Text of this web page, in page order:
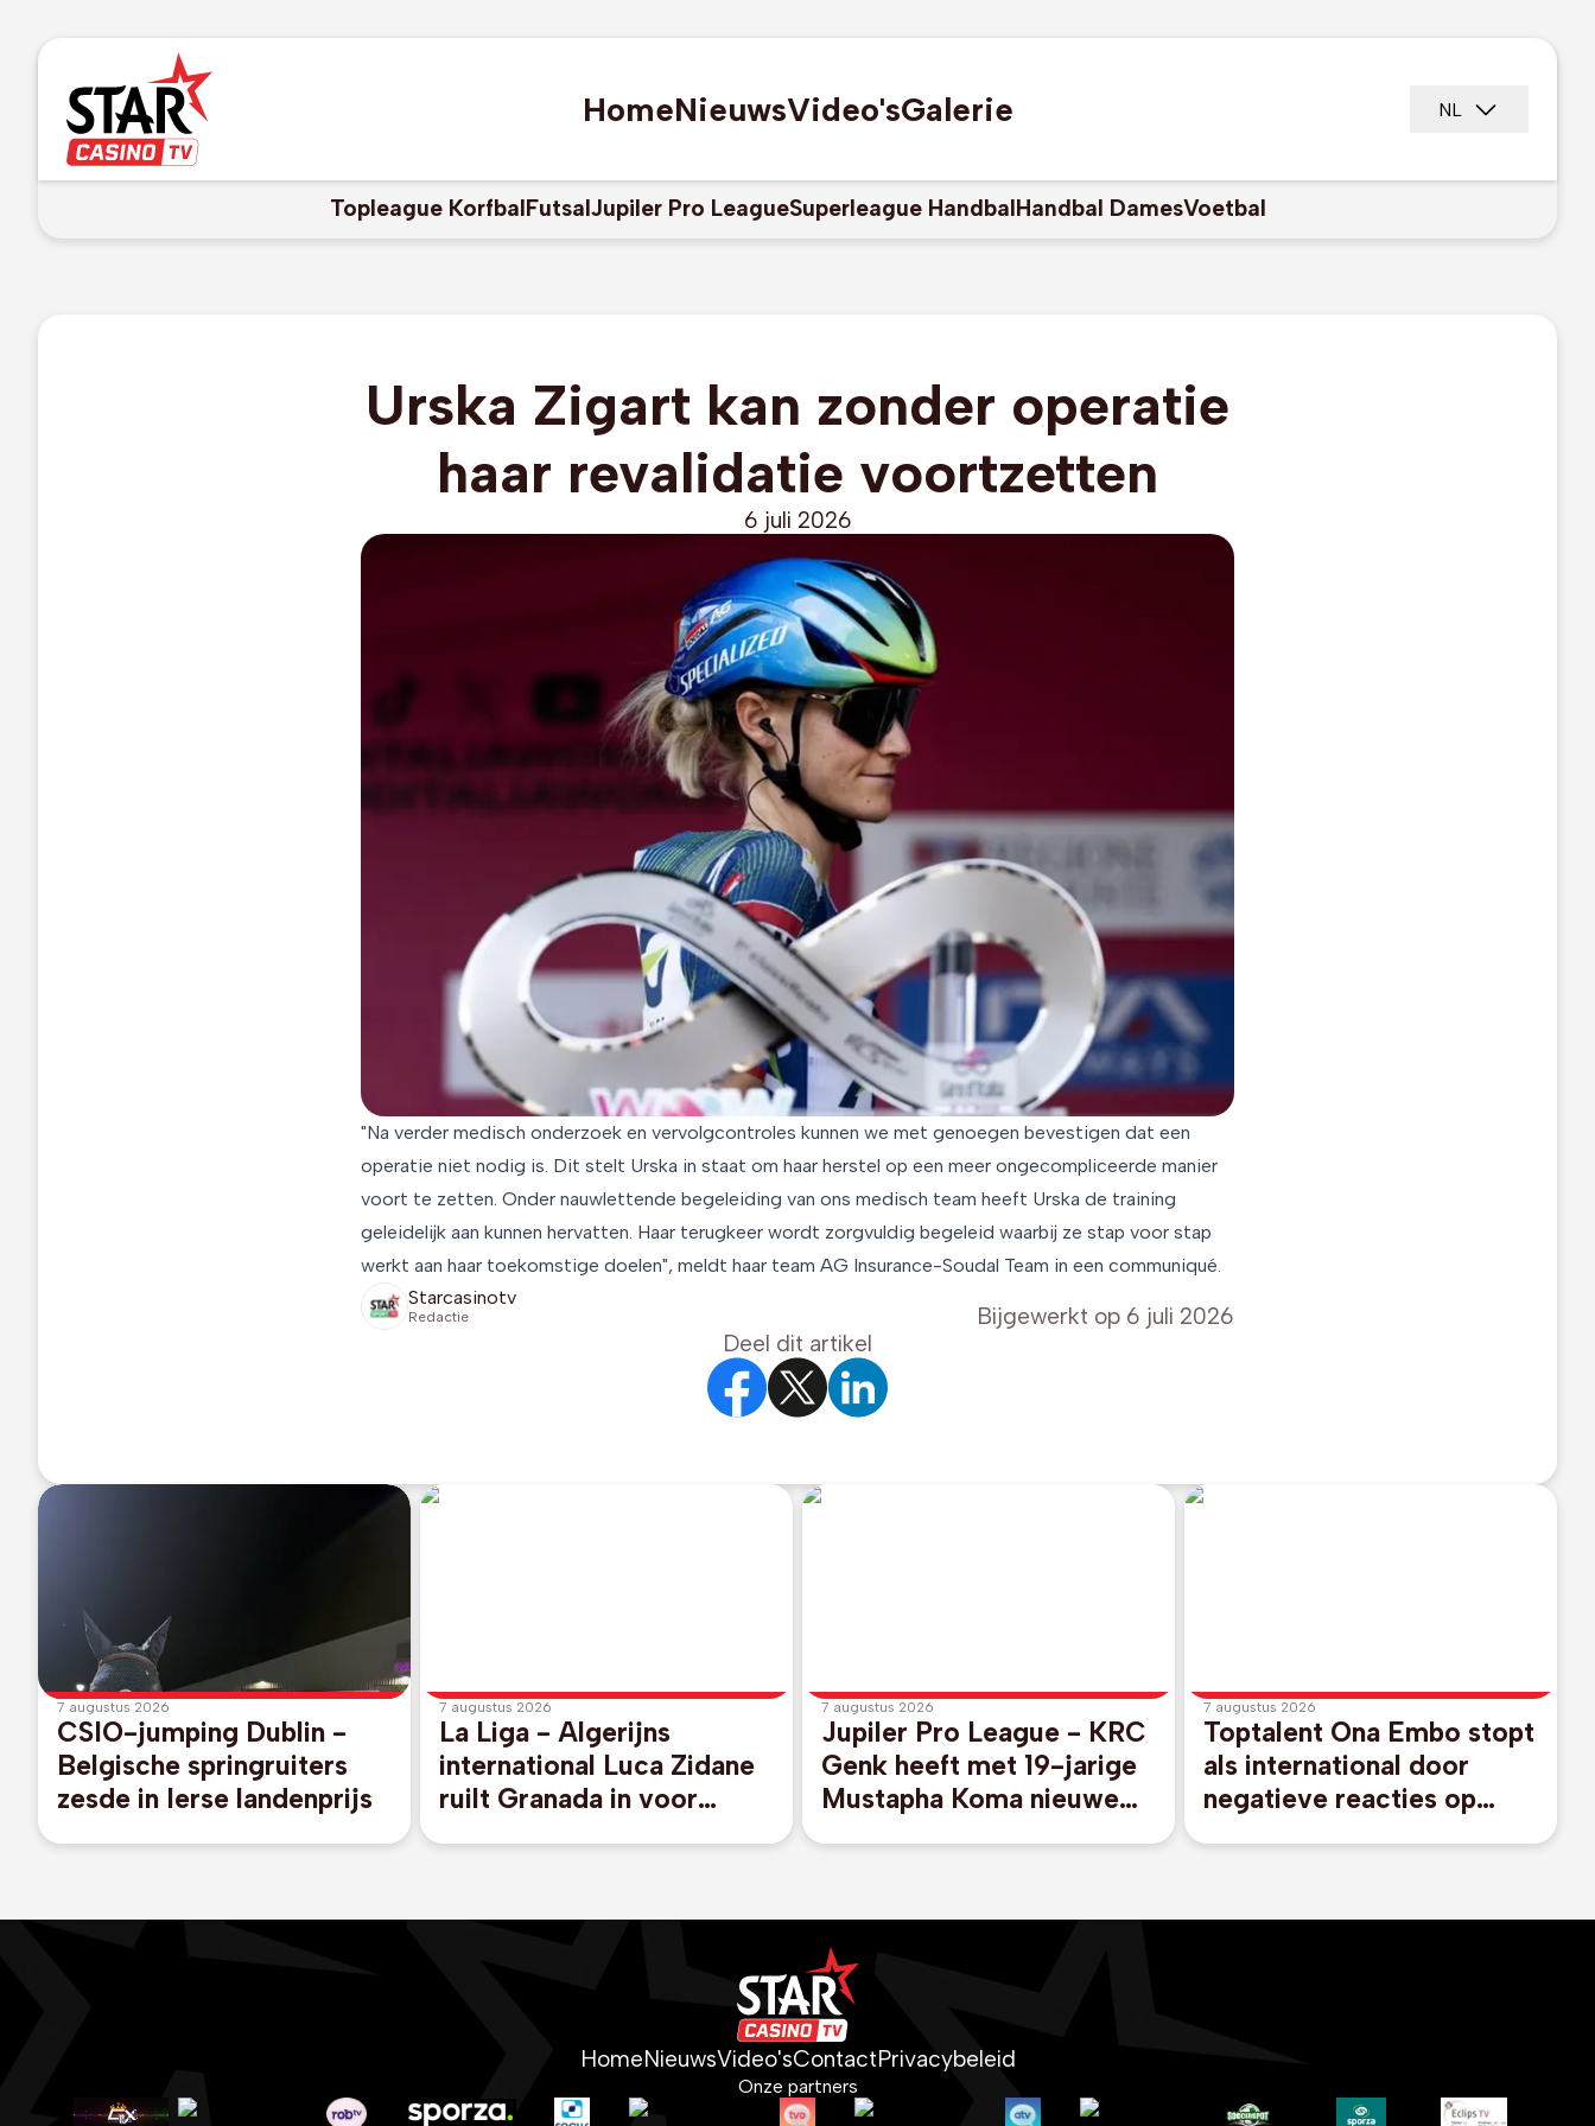
HomeNieuwsVideo'sGalerie NL
Topleague KorfbalFutsalJupiler Pro LeagueSuperleague HandbalHandbal DamesVoetbal
Urska Zigart kan zonder operatie
haar revalidatie voortzetten
6 juli 2026
"Na verder medisch onderzoek en vervolgcontroles kunnen we met genoegen bevestigen dat een
operatie niet nodig is. Dit stelt Urska in staat om haar herstel op een meer ongecompliceerde manier
voort te zetten. Onder nauwlettende begeleiding van ons medisch team heeft Urska de training
geleidelijk aan kunnen hervatten. Haar terugkeer wordt zorgvuldig begeleid waarbij ze stap voor stap
werkt aan haar toekomstige doelen", meldt haar team AG Insurance-Soudal Team in een communiqué.
Starcasinotv
Redactie Bijgewerkt op 6 juli 2026
Deel dit artikel
7 augustus 2026
CSIO-jumping Dublin -
Belgische springruiters
zesde in Ierse landenprijs
7 augustus 2026
La Liga - Algerijns
international Luca Zidane
ruilt Granada in voor
7 augustus 2026
Jupiler Pro League - KRC
Genk heeft met 19-jarige
Mustapha Koma nieuwe
7 augustus 2026
Toptalent Ona Embo stopt
als international door
negatieve reacties op
HomeNieuwsVideo'sContactPrivacybeleid
Onze partners